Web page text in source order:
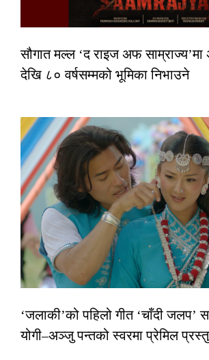
सौगात मल्ल ‘द राइज अफ
देखि ८० वर्षसम्मको भूमिका निभाउने
‘जलाकी’को पहिलो गीत ‘चाँदी जलप’
योगी–अञ्जु पन्तको स्वरमा प्रेमिल